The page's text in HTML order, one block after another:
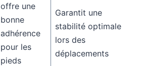
offre une
bonne
adhérence
pour les
pieds
Garantit une
stabilité optimale
lors des
déplacements